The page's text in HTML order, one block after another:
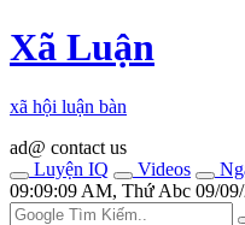
Xã Luận
xã hội luận bàn
ad@ contact us
Luyện IQ
Videos
09:09:09 AM, Thứ Abc 09/09/